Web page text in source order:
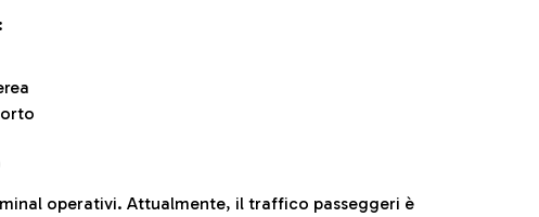
operativi. Attualmente, il traffico passeggeri è